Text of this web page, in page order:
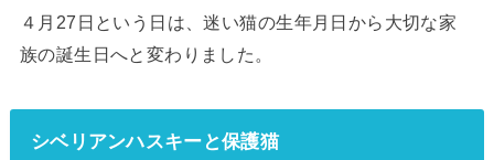
４月27日という日は、迷い猫の生年月日 から 大切な家
族の誕生日 へと変わりました。
シベリアンハスキーと保護猫